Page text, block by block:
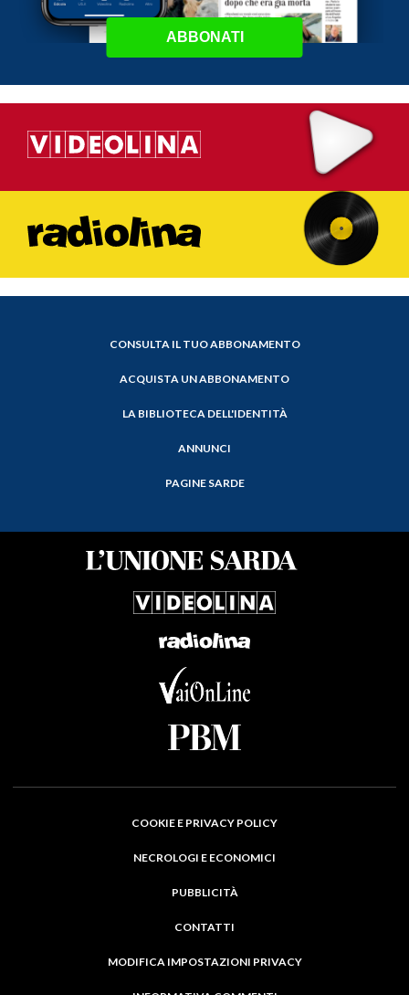
ABBONATI
CONSULTA IL TUO ABBONAMENTO
ACQUISTA UN ABBONAMENTO
LA BIBLIOTECA DELL'IDENTITÀ
ANNUNCI
PAGINE SARDE
COOKIE E PRIVACY POLICY
NECROLOGI E ECONOMICI
PUBBLICITÀ
CONTATTI
MODIFICA IMPOSTAZIONI PRIVACY